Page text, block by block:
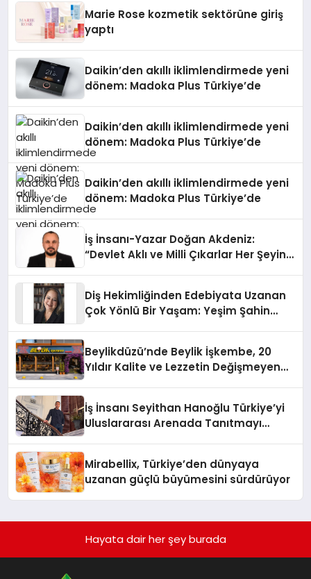
Marie Rose kozmetik sektörüne giriş
yaptı
Daikin’den akıllı iklimlendirmede yeni
dönem: Madoka Plus Türkiye’de
Daikin’den akıllı iklimlendirmede yeni
dönem: Madoka Plus Türkiye’de
Daikin’den akıllı iklimlendirmede yeni
dönem: Madoka Plus Türkiye’de
İş İnsanı-Yazar Doğan Akdeniz:
“Devlet Aklı ve Milli Çıkarlar Her Şeyin
Diş Hekimliğinden Edebiyata Uzanan
Çok Yönlü Bir Yaşam: Yeşim Şahin
Beylikdüzü’nde Beylik İşkembe, 20
Yıldır Kalite ve Lezzetin Değişmeyen
İş İnsanı Seyithan Hanoğlu Türkiye’yi
Uluslararası Arenada Tanıtmayı
Mirabellix, Türkiye’den dünyaya
uzanan güçlü büyümesini sürdürüyor
Hayata dair her şey burada